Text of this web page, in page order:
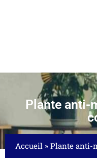
Plante anti-
Accueil » Plante anti-